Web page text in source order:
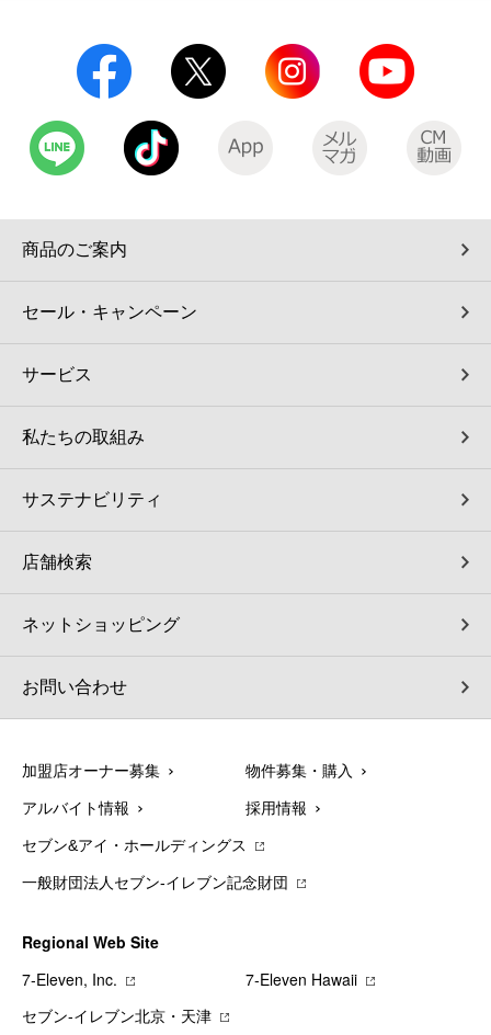
商品のご案内
セール・キャンペーン
サービス
私たちの取組み
サステナビリティ
店舗検索
ネットショッピング
お問い合わせ
加盟店オーナー募集 物件募集・購入
アルバイト情報 採用情報
セブン&アイ・ホールディングス
一般財団法人セブン-イレブン記念財団
Regional Web Site
7‐Eleven, Inc.
7‐Eleven Hawaii
セブン‐イレブン北京・天津